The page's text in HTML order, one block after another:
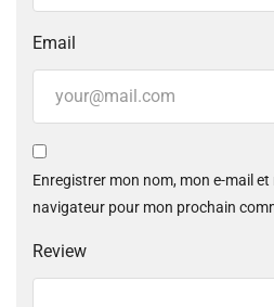
Email
Enregistrer mon nom, mon e-mail
navigateur pour mon prochain
Review